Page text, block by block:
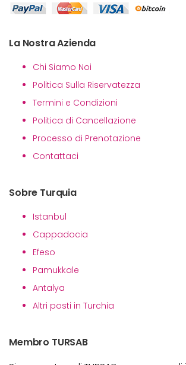
La Nostra Azienda
Chi Siamo Noi
Politica Sulla Riservatezza
Termini e Condizioni
Politica di Cancellazione
Processo di Prenotazione
Contattaci
Sobre Turquia
Istanbul
Cappadocia
Efeso
Pamukkale
Antalya
Altri posti in Turchia
Membro TURSAB